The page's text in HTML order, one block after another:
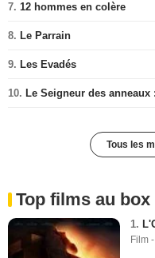
7. 12 hommes en colère
8. Le Parrain
9. Les Evadés
10. Le Seigneur des
Tous les
Top films au
1.
Film